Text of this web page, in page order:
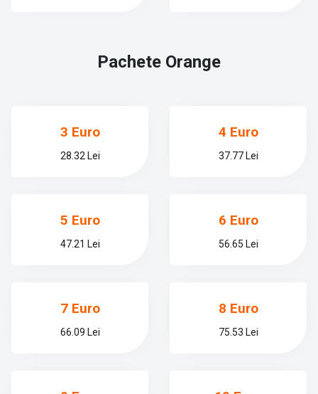
Pachete Orange
3 Euro
28.32 Lei
4 Euro
37.77 Lei
5 Euro
47.21 Lei
6 Euro
56.65 Lei
7 Euro
66.09 Lei
8 Euro
75.53 Lei